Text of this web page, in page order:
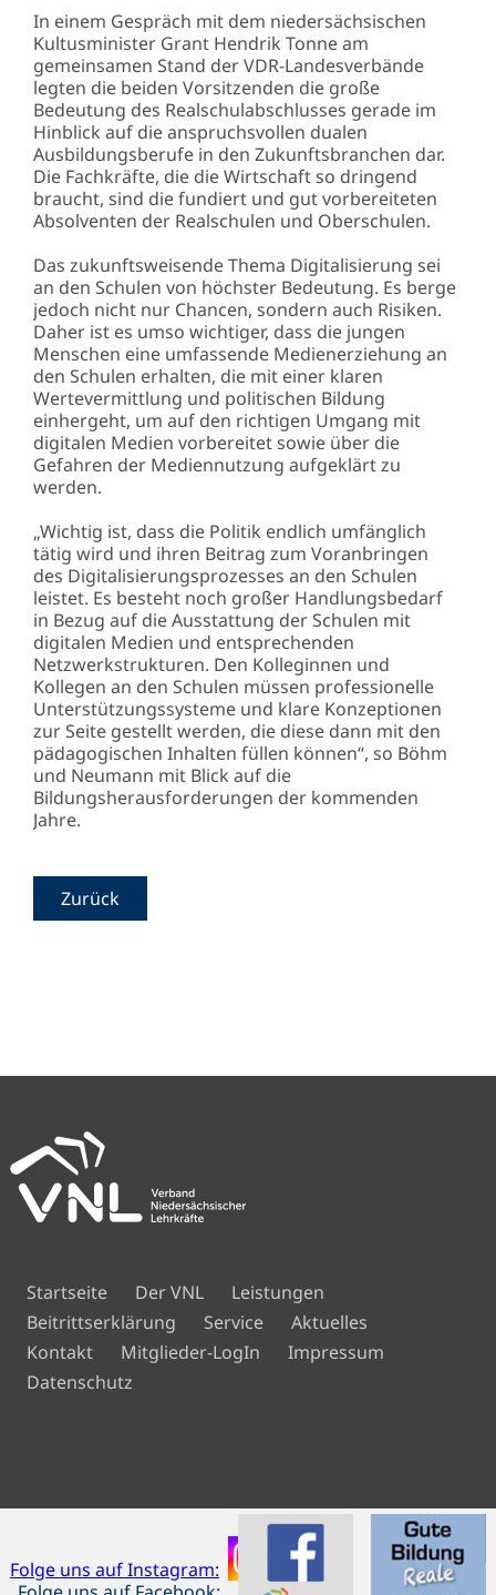
In einem Gespräch mit dem niedersächsischen
Kultusminister Grant Hendrik Tonne am
gemeinsamen Stand der VDR-Landesverbände
legten die beiden Vorsitzenden die große
Bedeutung des Realschulabschlusses gerade im
Hinblick auf die anspruchsvollen dualen
Ausbildungsberufe in den Zukunftsbranchen dar.
Die Fachkräfte, die die Wirtschaft so dringend
braucht, sind die fundiert und gut vorbereiteten
Absolventen der Realschulen und Oberschulen.
Das zukunftsweisende Thema Digitalisierung sei
an den Schulen von höchster Bedeutung. Es berge
jedoch nicht nur Chancen, sondern auch Risiken.
Daher ist es umso wichtiger, dass die jungen
Menschen eine umfassende Medienerziehung an
den Schulen erhalten, die mit einer klaren
Wertevermittlung und politischen Bildung
einhergeht, um auf den richtigen Umgang mit
digitalen Medien vorbereitet sowie über die
Gefahren der Mediennutzung aufgeklärt zu
werden.
„Wichtig ist, dass die Politik endlich umfänglich
tätig wird und ihren Beitrag zum Voranbringen
des Digitalisierungsprozesses an den Schulen
leistet. Es besteht noch großer Handlungsbedarf
in Bezug auf die Ausstattung der Schulen mit
digitalen Medien und entsprechenden
Netzwerkstrukturen. Den Kolleginnen und
Kollegen an den Schulen müssen professionelle
Unterstützungssysteme und klare Konzeptionen
zur Seite gestellt werden, die diese dann mit den
pädagogischen Inhalten füllen können“, so Böhm
und Neumann mit Blick auf die
Bildungsherausforderungen der kommenden
Jahre.
Zurück
Navigation
überspringen
Startseite Der VNL
Leistungen
Beitrittserklärung
Service
Aktuelles
Navigation
überspringen
Kontakt Mitglieder-LogIn
Impressum
Datenschutz
Folge uns auf Instagram: